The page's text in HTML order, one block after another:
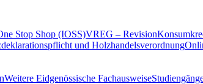
Stop Shop (IOSS)VREG – Revision
und Holzhandelsverordnung
Weitere Eidgenössische Fachausweise